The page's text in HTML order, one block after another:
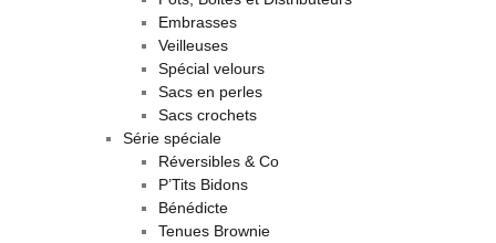
Embrasses
Veilleuses
Spécial velours
Sacs en perles
Sacs crochets
Série spéciale
Réversibles & Co
P’Tits Bidons
Bénédicte
Tenues Brownie